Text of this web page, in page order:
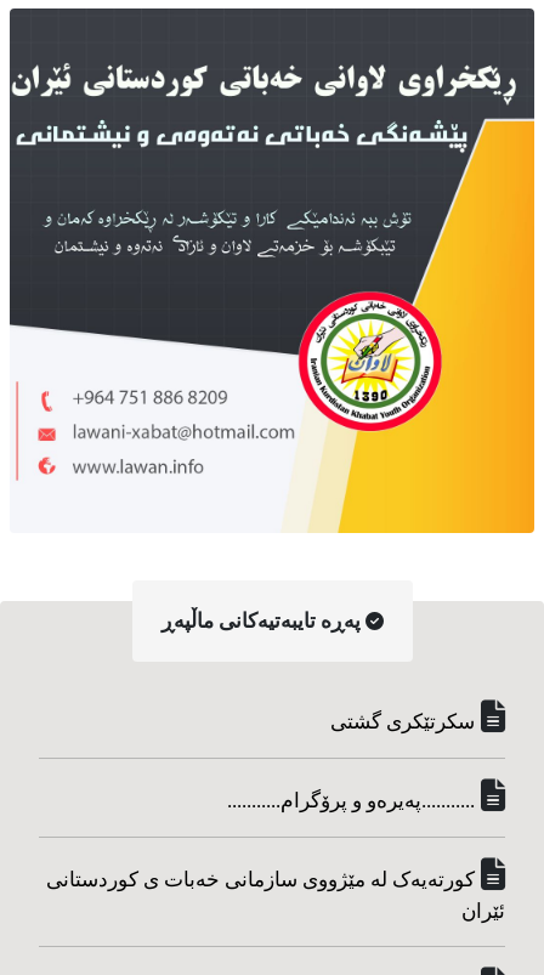
په‌ڕه‌ تایبه‌تیه‌کانی ماڵپه‌ڕ
سکرتێکری گشتی
...........په‌یره‌و و پرۆگرام...........
کورته‌یه‌ک له مێژووی سازمانی خه‌بات ی کوردستانی
ئێران